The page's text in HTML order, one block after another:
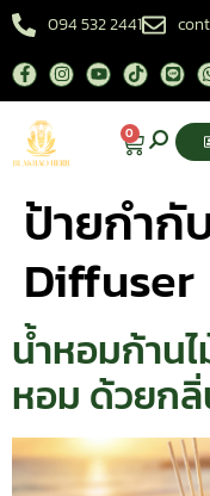
094 532 2441
0
ป้ายกำกั
Diffuser
น้ำหอมก้าน
หอม ด้วยก